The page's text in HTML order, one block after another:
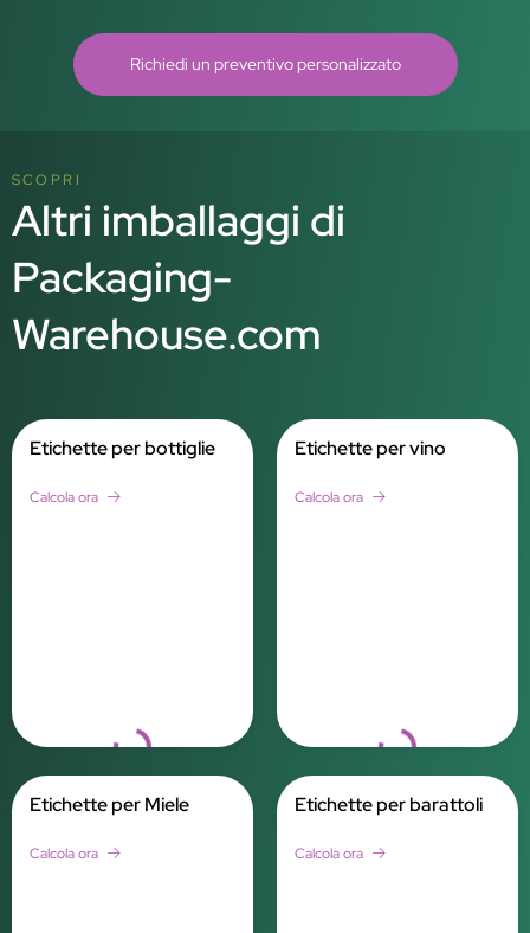
Richiedi un preventivo personalizzato
SCOPRI
Altri imballaggi di
Packaging-
Warehouse.com
Loading...
Etichette per bottiglie
Calcola ora
Loading...
Etichette per vino
Calcola ora
Etichette per Miele
Calcola ora
Etichette per barattoli
Calcola ora